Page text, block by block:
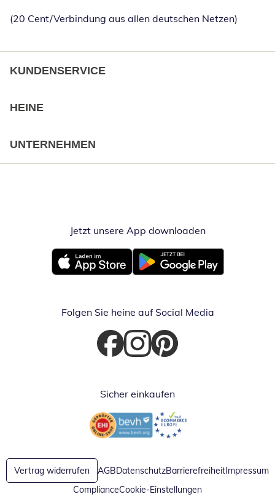
(20 Cent/Verbindung aus allen deutschen Netzen)
KUNDENSERVICE
HEINE
UNTERNEHMEN
Jetzt unsere App downloadenÖffnet in
Öffnet in neuem FensterÖffnet in neuem Fenster
Folgen Sie heine auf Social Media
Öffnet in neuem Fenster
Öffnet in neuem Fenster
Öffnet in neuem Fenster
Sicher einkaufen
Öffnet in neuem FensterÖffnet in neuem Fenster
Vertrag widerrufen AGBDatenschutzBarrierefreiheitImpressum
ComplianceCookie-Einstellungen